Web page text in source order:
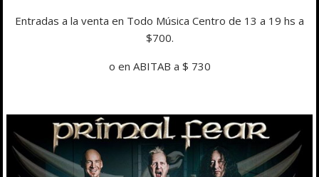
Entradas a la venta en Todo Música Centro de 13 a 19 hs a
$700.
o en ABITAB a $ 730